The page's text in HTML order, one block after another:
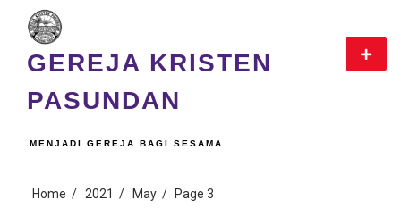
GEREJA KRISTEN
PASUNDAN
MENJADI GEREJA BAGI SESAMA
Home 2021 May Page 3